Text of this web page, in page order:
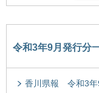
令和3年9月発行分
香川県報 令和3年